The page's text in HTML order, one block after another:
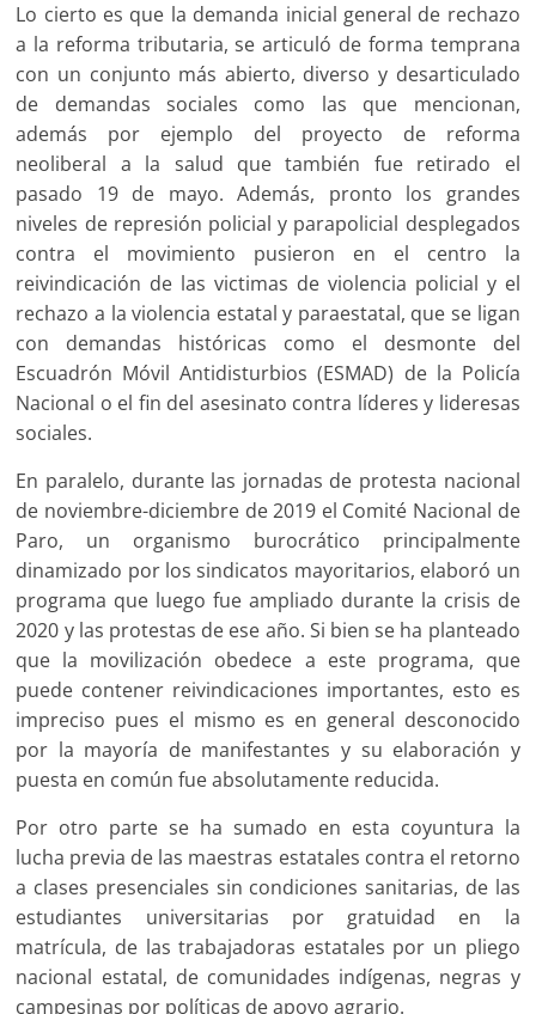
Lo cierto es que la demanda inicial general de rechazo
a la reforma tributaria, se articuló de forma temprana
con un conjunto más abierto, diverso y desarticulado
de demandas sociales como las que mencionan,
además por ejemplo del proyecto de reforma
neoliberal a la salud que también fue retirado el
pasado 19 de mayo. Además, pronto los grandes
niveles de represión policial y parapolicial desplegados
contra el movimiento pusieron en el centro la
reivindicación de las victimas de violencia policial y el
rechazo a la violencia estatal y paraestatal, que se ligan
con demandas históricas como el desmonte del
Escuadrón Móvil Antidisturbios (ESMAD) de la Policía
Nacional o el fin del asesinato contra líderes y lideresas
sociales.
En paralelo, durante las jornadas de protesta nacional
de noviembre-diciembre de 2019 el Comité Nacional de
Paro, un organismo burocrático principalmente
dinamizado por los sindicatos mayoritarios, elaboró un
programa que luego fue ampliado durante la crisis de
2020 y las protestas de ese año. Si bien se ha planteado
que la movilización obedece a este programa, que
puede contener reivindicaciones importantes, esto es
impreciso pues el mismo es en general desconocido
por la mayoría de manifestantes y su elaboración y
puesta en común fue absolutamente reducida.
Por otro parte se ha sumado en esta coyuntura la
lucha previa de las maestras estatales contra el retorno
a clases presenciales sin condiciones sanitarias, de las
estudiantes universitarias por gratuidad en la
matrícula, de las trabajadoras estatales por un pliego
nacional estatal, de comunidades indígenas, negras y
campesinas por políticas de apoyo agrario.